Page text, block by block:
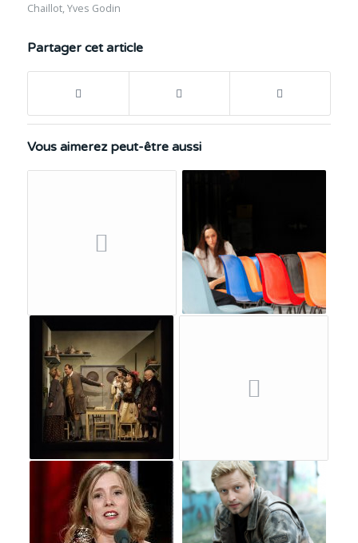
Chaillot,Yves Godin
Partager cet article
Vous aimerez peut-être aussi